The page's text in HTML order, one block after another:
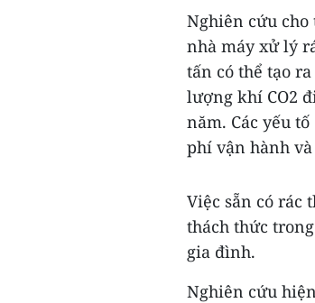
Nghiên cứu cho
nhà máy xử lý
tấn có thể tạo
lượng khí CO2
năm. Các yếu
phí vận hành
Việc sẵn có rác
thách thức
gia đình.
Nghiên cứu